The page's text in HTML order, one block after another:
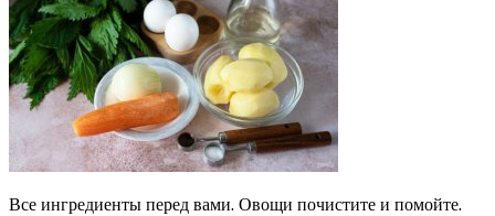
Все ингредиенты перед вами. Овощи почистите и помойте.